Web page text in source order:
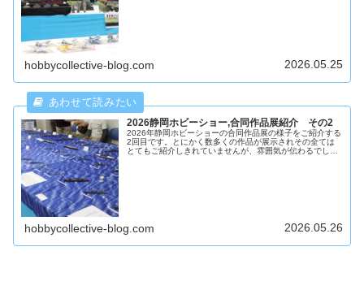
hobbycollective-blog.com 2026.05.25
2026静岡ホビーショー,合同作品展紹介 その2
2026年静岡ホビーショーの合同作品展の様子をご紹介する
2回目です。とにかく数多くの作品が展示されその全ては
とてもご紹介しきれていませんが、雰囲気が伝わるでしょ
hobbycollective-blog.com 2026.05.26